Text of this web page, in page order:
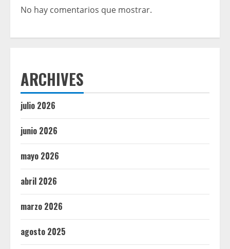
No hay comentarios que mostrar.
ARCHIVES
julio 2026
junio 2026
mayo 2026
abril 2026
marzo 2026
agosto 2025